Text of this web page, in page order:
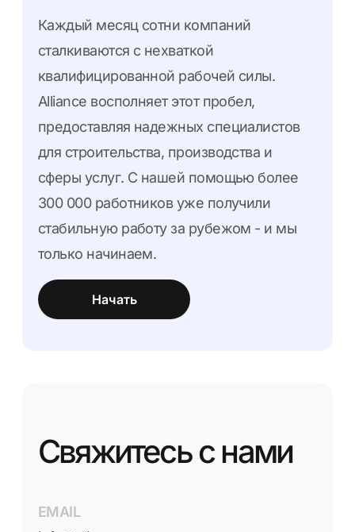
Каждый месяц сотни компаний
сталкиваются с нехваткой
квалифицированной рабочей силы.
Alliance восполняет этот пробел,
предоставляя надежных специалистов
для строительства, производства и
сферы услуг. С нашей помощью более
300 000 работников уже получили
стабильную работу за рубежом - и мы
только начинаем.
Начать
Свяжитесь с нами
EMAIL